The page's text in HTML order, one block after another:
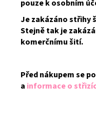
pouze k osobním
Je zakázáno střihy
Stejně tak je
komerčnímu šití.
Před nákupem se
a informace o